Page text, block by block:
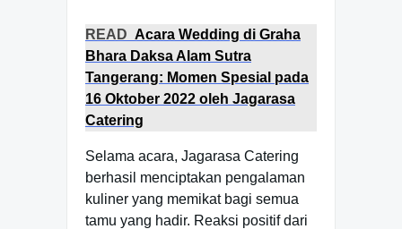
READ Acara Wedding di Graha
Bhara Daksa Alam Sutra
Tangerang: Momen Spesial pada
16 Oktober 2022 oleh Jagarasa
Catering
Selama acara, Jagarasa Catering
berhasil menciptakan pengalaman
kuliner yang memikat bagi semua
tamu yang hadir. Reaksi positif dari